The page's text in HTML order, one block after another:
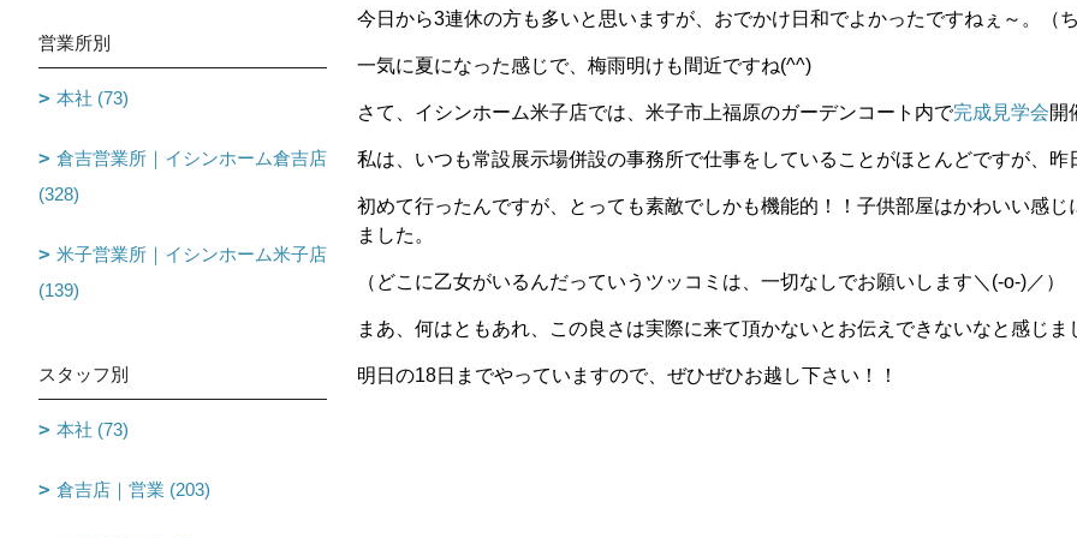
今日から3連休の方も多いと思いますが、おでかけ日和でよかったですねぇ～。（
一気に夏になった感じで、梅雨明けも間近ですね(^^)
さて、イシンホーム米子店では、米子市上福原のガーデンコート内で完成見学会開
私は、いつも常設展示場併設の事務所で仕事をしていることがほとんどですが、
初めて行ったんですが、とっても素敵でしかも機能的！！子供部屋はかわいい感
ました。
（どこに乙女がいるんだっていうツッコミは、一切なしでお願いします＼(-o-)／）
まあ、何はともあれ、この良さは実際に来て頂かないとお伝えできないなと感じま
明日の18日までやっていますので、ぜひぜひお越し下さい！！
営業所別
本社 (73)
倉吉営業所｜イシンホーム倉吉店
(328)
米子営業所｜イシンホーム米子店
(139)
スタッフ別
本社 (73)
倉吉店｜営業 (203)